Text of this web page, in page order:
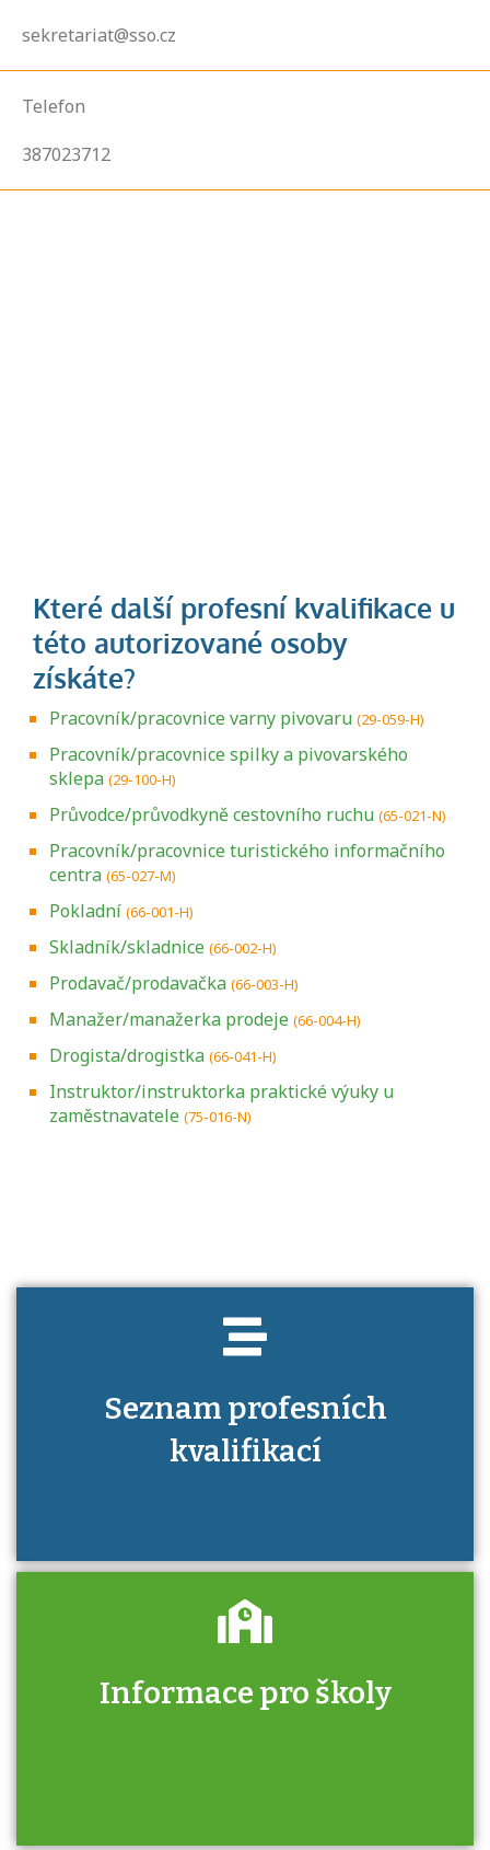
sekretariat@sso.cz
Telefon
387023712
Pracovník/pracovnice varny pivovaru (29-059-H)
Pracovník/pracovnice spilky a pivovarského
sklepa (29-100-H)
Průvodce/průvodkyně cestovního ruchu (65-021-N)
Pracovník/pracovnice turistického informačního
centra (65-027-M)
Pokladní (66-001-H)
Skladník/skladnice (66-002-H)
Prodavač/prodavačka (66-003-H)
Manažer/manažerka prodeje (66-004-H)
Drogista/drogistka (66-041-H)
Instruktor/instruktorka praktické výuky u
zaměstnavatele (75-016-N)
Seznam profesních
kvalifikací
Projděte si seznam profesních kvalifikací.
Informace pro školy
Zjistěte, jak se přihlásit ke zkoušce a kde